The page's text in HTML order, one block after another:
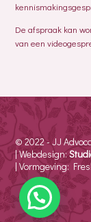
De afspraak kan
van een
© 2022 - JJ
| Webdesign:
| Vormgeving: